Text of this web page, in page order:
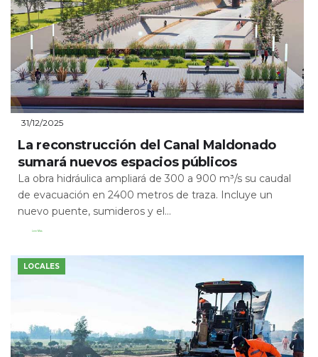
31/12/2025
La reconstrucción del Canal Maldonado
sumará nuevos espacios públicos
La obra hidráulica ampliará de 300 a 900 m³/s su caudal
de evacuación en 2400 metros de traza. Incluye un
nuevo puente, sumideros y el...
Leer Más
LOCALES